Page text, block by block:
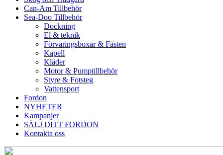
Can-Am Tillbehör
Sea-Doo Tillbehör
Dockning
El & teknik
Förvaringsboxar & Fästen
Kapell
Kläder
Motor & Pumptillbehör
Styre & Fotsteg
Vattensport
Fordon
NYHETER
Kampanjer
SÄLJ DITT FORDON
Kontakta oss